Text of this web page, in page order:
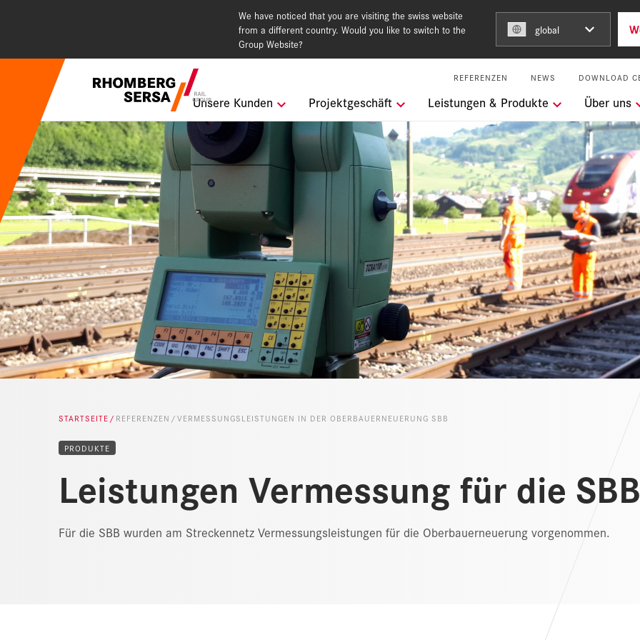
We have noticed that you are visiting the swiss website
from a different country. Would you like to switch to the
Group Website?
global
REFERENZEN NEWS DOWNLOAD
Unsere Kunden Projektgeschäft Leistungen & Produkte Über uns
Suchempfehlungen
Karriere im Team of Steel
Nachhaltigkeit
Digital Rail Services
STARTSEITE REFERENZEN VERMESSUNGSLEISTUNGEN IN DER OBERBAUERNEUERUNG SBB
PRODUKTE
Leistungen Vermessung für die SBB
Für die SBB wurden am Streckennetz Vermessungsleistungen für die Oberbauerneuerung vorgenommen.